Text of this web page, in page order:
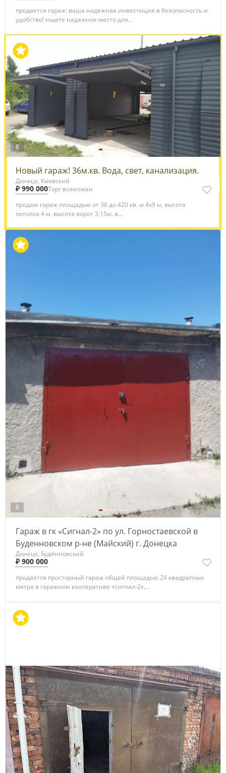
продается гараж: ваша надежная инвестиция в безопасность и
удобство! ищете надежное место для...
8
Новый гараж! 36м.кв. Вода, свет, канализация.
Донецк, Киевский
₽ 990 000Торг возможен
продаю гараж площадью от 36 до 420 кв. м 4х9 м, высота
потолка 4 м. высота ворот 3,15м. в...
8
Гараж в гк «Сигнал-2» по ул. Горностаевской в
Буденновском р-не (Майский) г. Донецка
Донецк, Будённовский
₽ 900 000
продаётся просторный гараж общей площадью 24 квадратных
метра в гаражном кооперативе «сигнал-2»,...